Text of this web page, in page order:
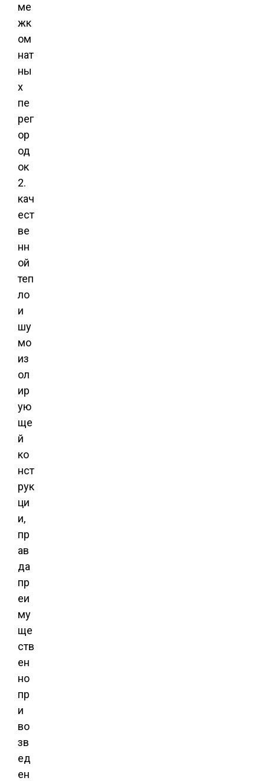
ме
жк
ом
нат
ны
х
пе
рег
ор
од
ок
2.
кач
ест
ве
нн
ой
теп
ло
и
шу
мо
из
ол
ир
ую
ще
й
ко
нст
рук
ци
и,
пр
ав
да
пр
еи
му
ще
ств
ен
но
пр
и
во
зв
ед
ен